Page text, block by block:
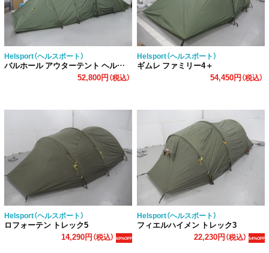
Helsport（ヘルスポート）
バルホール アウターテント ヘルスポート
52,800円（税込）
Helsport（ヘルスポート）
ギムレ ファミリー4＋
54,450円（税込）
Helsport（ヘルスポート）
ロフォーテン トレック5
14,290円（税込） 60%OFF
Helsport（ヘルスポート）
フィエルハイメン トレック3
22,230円（税込） 54%OFF